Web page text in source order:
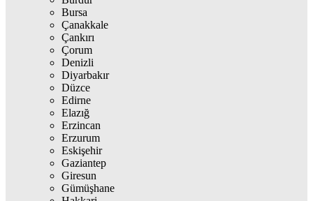
Bursa
Çanakkale
Çankırı
Çorum
Denizli
Diyarbakır
Düzce
Edirne
Elazığ
Erzincan
Erzurum
Eskişehir
Gaziantep
Giresun
Gümüşhane